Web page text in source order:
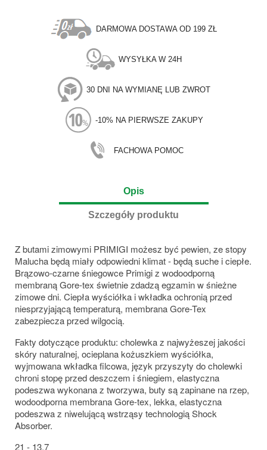
DARMOWA DOSTAWA OD 199 ZŁ
WYSYŁKA W 24H
30 DNI NA WYMIANĘ LUB ZWROT
-10% NA PIERWSZE ZAKUPY
FACHOWA POMOC
Opis
Szczegóły produktu
Z butami zimowymi PRIMIGI możesz być pewien, ze stopy
Malucha będą miały odpowiedni klimat - będą suche i ciepłe.
Brązowo-czarne śniegowce Primigi z wodoodporną
membraną Gore-tex świetnie zdadzą egzamin w śnieżne
zimowe dni. Ciepła wyściółka i wkładka ochronią przed
niesprzyjającą temperaturą, membrana Gore-Tex
zabezpiecza przed wilgocią.
Fakty dotyczące produktu: cholewka z najwyżeszej jakości
skóry naturalnej, ocieplana kożuszkiem wyściółka,
wyjmowana wkładka filcowa, język przyszyty do cholewki
chroni stopę przed deszczem i śniegiem, elastyczna
podeszwa wykonana z tworzywa, buty są zapinane na rzep,
wodoodporna membrana Gore-tex, lekka, elastyczna
podeszwa z niwelującą wstrząsy technologią Shock
Absorber.
21 - 13,7